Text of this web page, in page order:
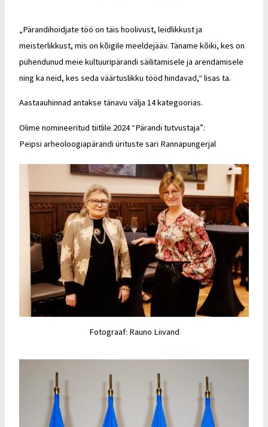
„Pärandihoidjate töö on täis hoolivust, leidlikkust ja
meisterlikkust, mis on kõigile meeldejääv. Täname kõiki, kes on
pühendunud meie kultuuripärandi säilitamisele ja arendamisele
ning ka neid, kes seda väärtuslikku tööd hindavad,“ lisas ta.
Aastaauhinnad antakse tänavu välja 14 kategoorias.
Olime nomineeritud tiitlile 2024 “Pärandi tutvustaja”:
Peipsi arheoloogiapärandi ürituste sari Rannapungerjal
Fotograaf: Rauno Liivand